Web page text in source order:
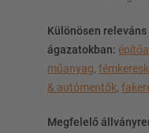
Különösen
ágazatokban:
műanyag
& autómentők
Megfelelő